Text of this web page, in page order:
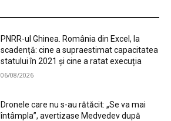
PNRR-ul Ghinea. România din Excel, la
scadență: cine a supraestimat capacitatea
statului în 2021 și cine a ratat execuția
06/08/2026
Dronele care nu s-au rătăcit: „Se va mai
întâmpla”, avertizase Medvedev după